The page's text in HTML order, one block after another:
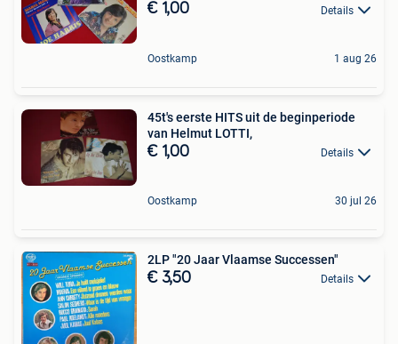
€ 1,00 Details
Oostkamp 1 aug 26
45t's eerste HITS uit de beginperiode
van Helmut LOTTI,
€ 1,00 Details
Oostkamp 30 jul 26
2LP "20 Jaar Vlaamse Successen"
€ 3,50 Details